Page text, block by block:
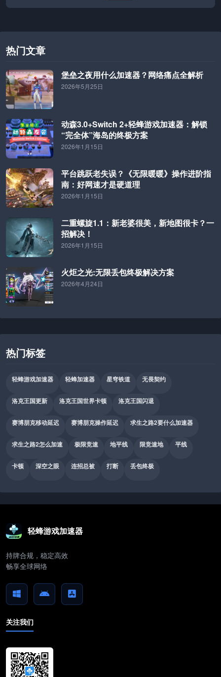
占5%）及长期削弱主机吸引力。索尼决定专注用独占大作推动
热门文章
堡垒之夜用什么加速器？网络痛点全解析
2026年5月25日
动森3.0+Switch 2+轻蜂游戏加速器：解锁
“完全体”海岛的终极方案
2026年1月15日
平台跳跃老失误？《无限暖暖》操作进阶指
南：好网速才是硬道理
2026年1月15日
二重螺旋1.1：新老婆很美，新地图很卡？一
招解决！
2026年1月15日
火炬之光:无限丢包终极解决方案
2026年4月24日
热门标签
轻蜂游戏加速器 轻蜂加速器 星穹铁道 无畏契约
洛克王国更新 洛克王国世界卡顿 洛克王国闪退
赛博朋克移动延迟 赛博朋克操作延迟 求生之路2要什么加速器
求生之路2怎么加速 极限竞速 地平线 限竞速地 平线
卡顿 深空之眼 连招总被 打断 丢包终极
轻蜂游戏加速器
持牌合规，稳定高效
畅享全球网络
关注我们